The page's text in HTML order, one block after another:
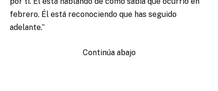
febrero. Él está reconociendo que has seguido
adelante.”
Continúa abajo